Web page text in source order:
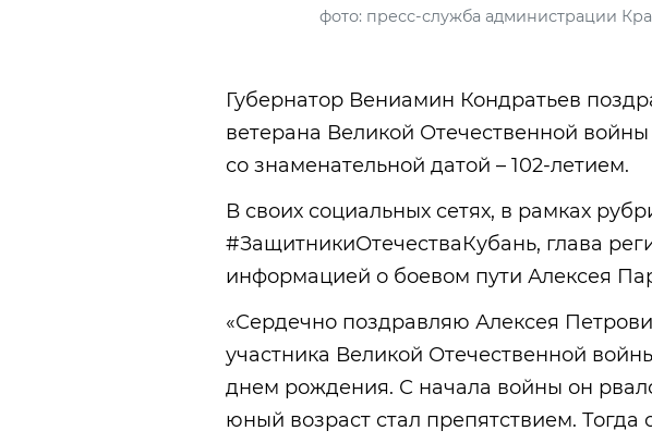
фото: пресс-служба администрации
Губернатор Вениамин Кондратьев
ветерана Великой Отечественной
со знаменательной датой – 102-летием.
В своих социальных сетях, в рамках
#ЗащитникиОтечестваКубань, глава
информацией о боевом пути Алексея
«Сердечно поздравляю Алексея
участника Великой Отечественной
днем рождения. С начала войны он
юный возраст стал препятствием. Тогда